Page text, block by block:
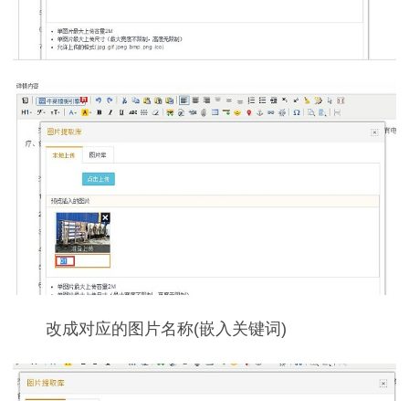
改成对应的图片名称(嵌入关键词)